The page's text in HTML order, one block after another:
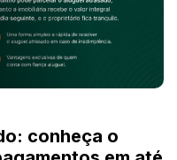
conheça o